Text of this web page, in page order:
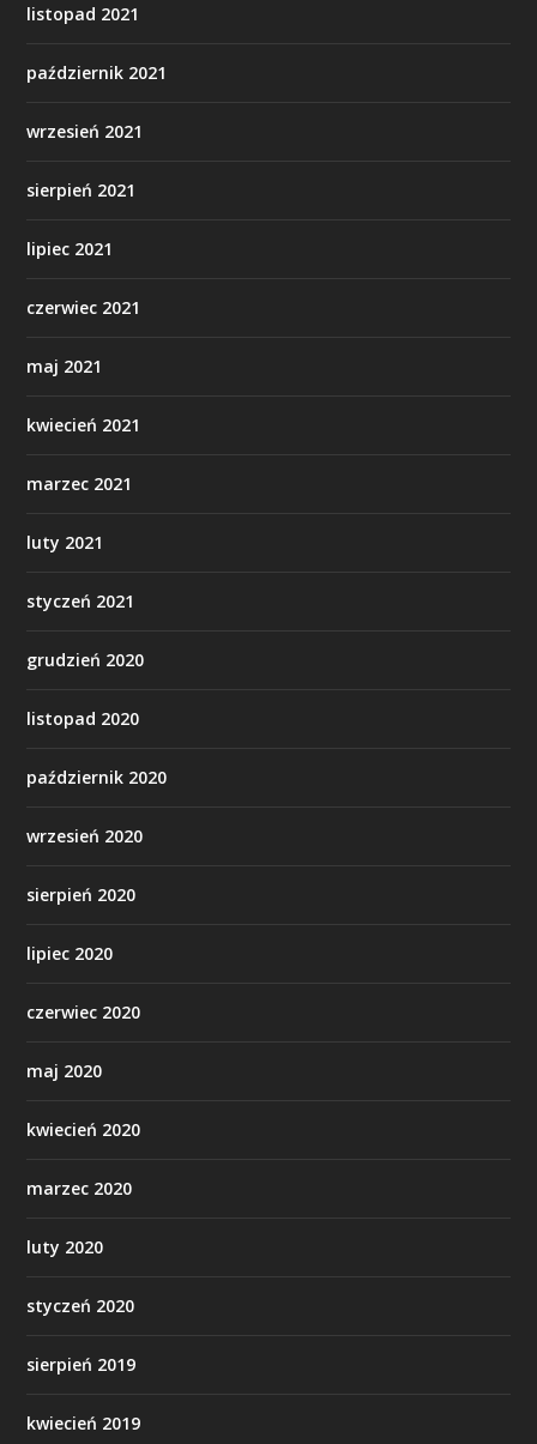
listopad 2021
październik 2021
wrzesień 2021
sierpień 2021
lipiec 2021
czerwiec 2021
maj 2021
kwiecień 2021
marzec 2021
luty 2021
styczeń 2021
grudzień 2020
listopad 2020
październik 2020
wrzesień 2020
sierpień 2020
lipiec 2020
czerwiec 2020
maj 2020
kwiecień 2020
marzec 2020
luty 2020
styczeń 2020
sierpień 2019
kwiecień 2019